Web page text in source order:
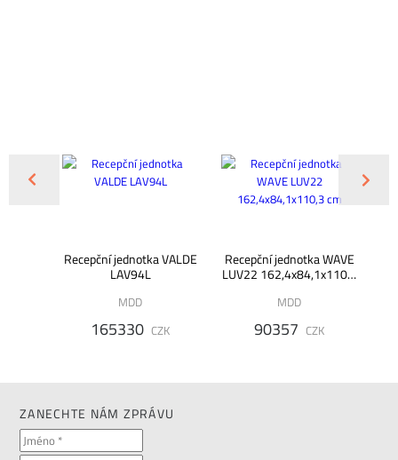
Recepční jednotka VALDE
LAV94L
MDD
165330 CZK
Recepční jednotka WAVE
LUV22 162,4x84,1x110,3
MDD
90357 CZK
ZANECHTE NÁM ZPRÁVU